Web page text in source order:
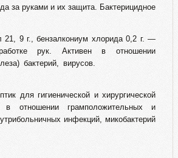
за руками и их защита. Бактерицидное
6 часов.
г., бензалкониум хлорида 0,2 г. —
рук. Активен в отношении
бактерий, вирусов.
и хирургической
в отношении грамположительных и
инфекций, микобактерий